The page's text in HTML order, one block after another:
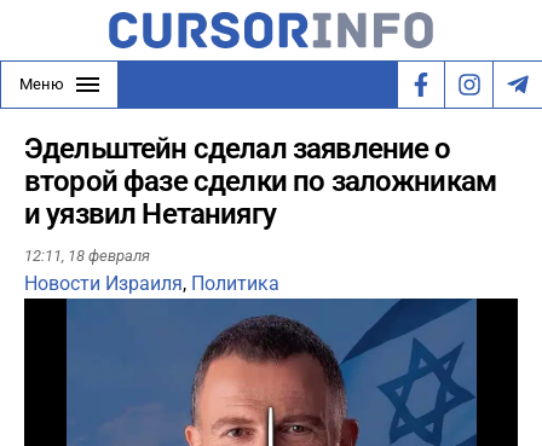
Меню
Эдельштейн сделал заявление о
второй фазе сделки по заложникам
и уязвил Нетаниягу
12:11, 18 февраля
Новости Израиля, Политика